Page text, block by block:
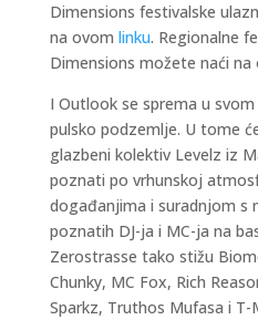
Dimensions festivalske
na ovom linku. Regionalne
Dimensions možete naći na
I Outlook se sprema u
pulsko podzemlje. U tome
glazbeni kolektiv Levelz iz
poznati po vrhunskoj
događanjima i suradnjom s
poznatih DJ-ja i MC-ja na
Zerostrasse tako stižu
Chunky, MC Fox, Rich
Sparkz, Truthos Mufasa i T-